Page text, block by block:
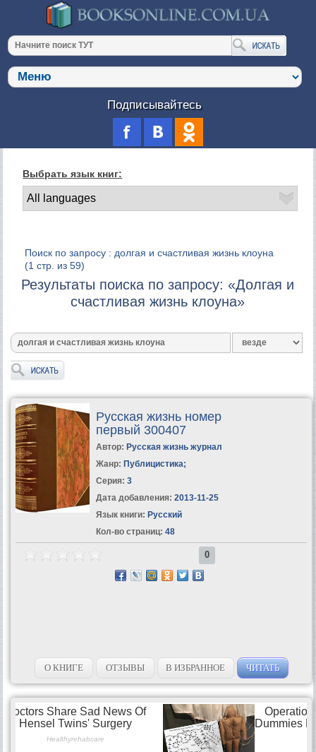
Подписывайтесь
Выбрать язык книг:
Поиск по запросу : долгая и счастливая жизнь клоуна
(1 стр. из 59)
Результаты поиска по запросу: «Долгая и
счастливая жизнь клоуна»
Русская жизнь номер
первый 300407
Автор: Русская жизнь журнал
Жанр: Публицистика;
Серия: 3
Дата добавления: 2013-11-25
Язык книги: Русский
Кол-во страниц: 48
0
О КНИГЕ ОТЗЫВЫ В ИЗБРАННОЕ ЧИТАТЬ